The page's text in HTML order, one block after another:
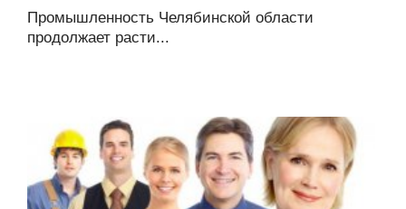
Промышленность Челябинской области
продолжает расти...